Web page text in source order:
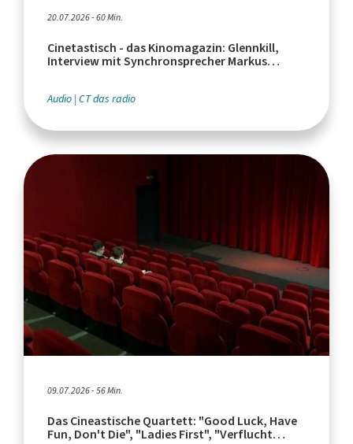
20.07.2026 - 60 Min.
Cinetastisch - das Kinomagazin: Glennkill,
Interview mit Synchronsprecher Markus
Audio CT das radio
09.07.2026 - 56 Min.
Das Cineastische Quartett: "Good Luck, Have
Fun, Don't Die", "Ladies First", "Verflucht